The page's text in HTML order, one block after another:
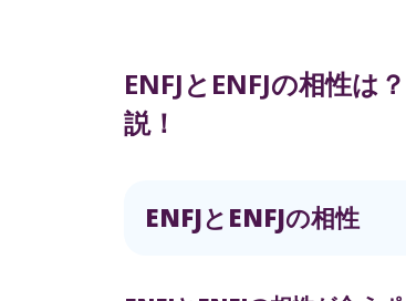
ENFJとENFJの相性は
説！
ENFJとENFJの相性